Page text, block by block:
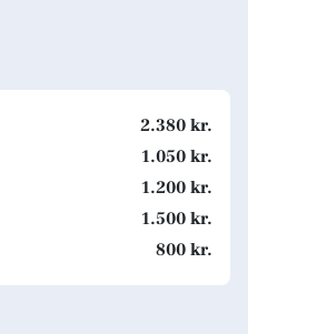
2.380 kr.
1.050 kr.
1.200 kr.
1.500 kr.
800 kr.